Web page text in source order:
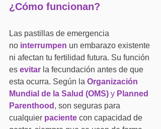
¿Cómo funcionan?
Las pastillas de emergencia
no interrumpen un embarazo existente
ni afectan tu fertilidad futura. Su función
es evitar la fecundación antes de que
esta ocurra. Según la Organización
Mundial de la Salud (OMS) y Planned
Parenthood , son seguras para
cualquier paciente con capacidad de